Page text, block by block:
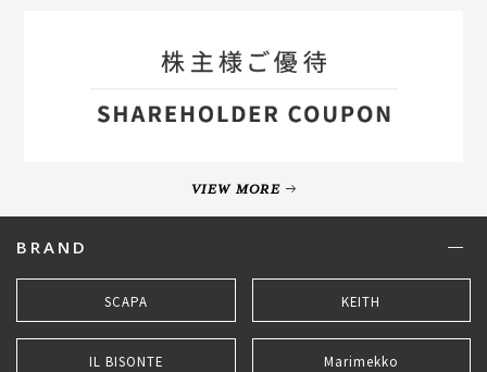
VIEW MORE
BRAND
SCAPA KEITH
IL BISONTE Marimekko